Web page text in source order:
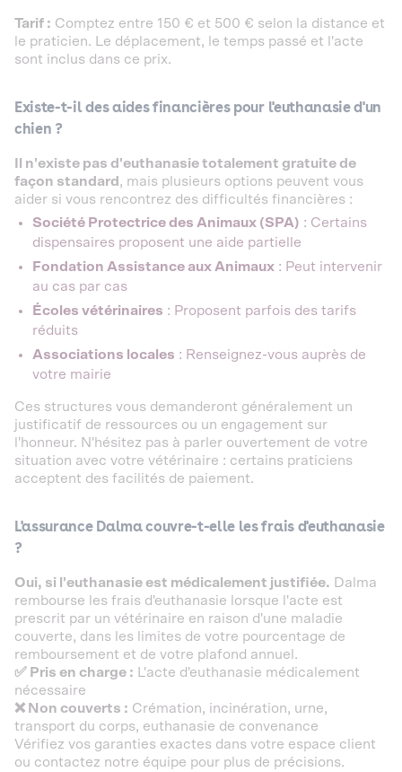
Tarif : Comptez entre 150 € et 500 € selon la distance et
le praticien. Le déplacement, le temps passé et l'acte
sont inclus dans ce prix.
Existe-t-il des aides financières pour l'euthanasie d'un
chien ?
Il n'existe pas d'euthanasie totalement gratuite de
façon standard , mais plusieurs options peuvent vous
aider si vous rencontrez des difficultés financières :
Société Protectrice des Animaux (SPA) : Certains
dispensaires proposent une aide partielle
Fondation Assistance aux Animaux : Peut intervenir
au cas par cas
Écoles vétérinaires : Proposent parfois des tarifs
réduits
Associations locales : Renseignez-vous auprès de
votre mairie
Ces structures vous demanderont généralement un
justificatif de ressources ou un engagement sur
l'honneur. N'hésitez pas à parler ouvertement de votre
situation avec votre vétérinaire : certains praticiens
acceptent des facilités de paiement.
L'assurance Dalma couvre-t-elle les frais d'euthanasie
?
Oui, si l'euthanasie est médicalement justifiée. Dalma
rembourse les frais d'euthanasie lorsque l'acte est
prescrit par un vétérinaire en raison d'une maladie
couverte, dans les limites de votre pourcentage de
remboursement et de votre plafond annuel.
✅ Pris en charge : L'acte d'euthanasie médicalement
nécessaire
❌ Non couverts : Crémation, incinération, urne,
transport du corps, euthanasie de convenance
Vérifiez vos garanties exactes dans votre espace client
ou contactez notre équipe pour plus de précisions.